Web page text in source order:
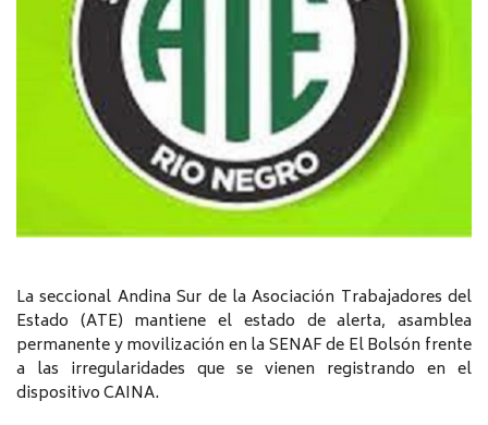
La seccional Andina Sur de la Asociación Trabajadores del
Estado (ATE) mantiene el estado de alerta, asamblea
permanente y movilización en la SENAF de El Bolsón frente
a las irregularidades que se vienen registrando en el
dispositivo CAINA.